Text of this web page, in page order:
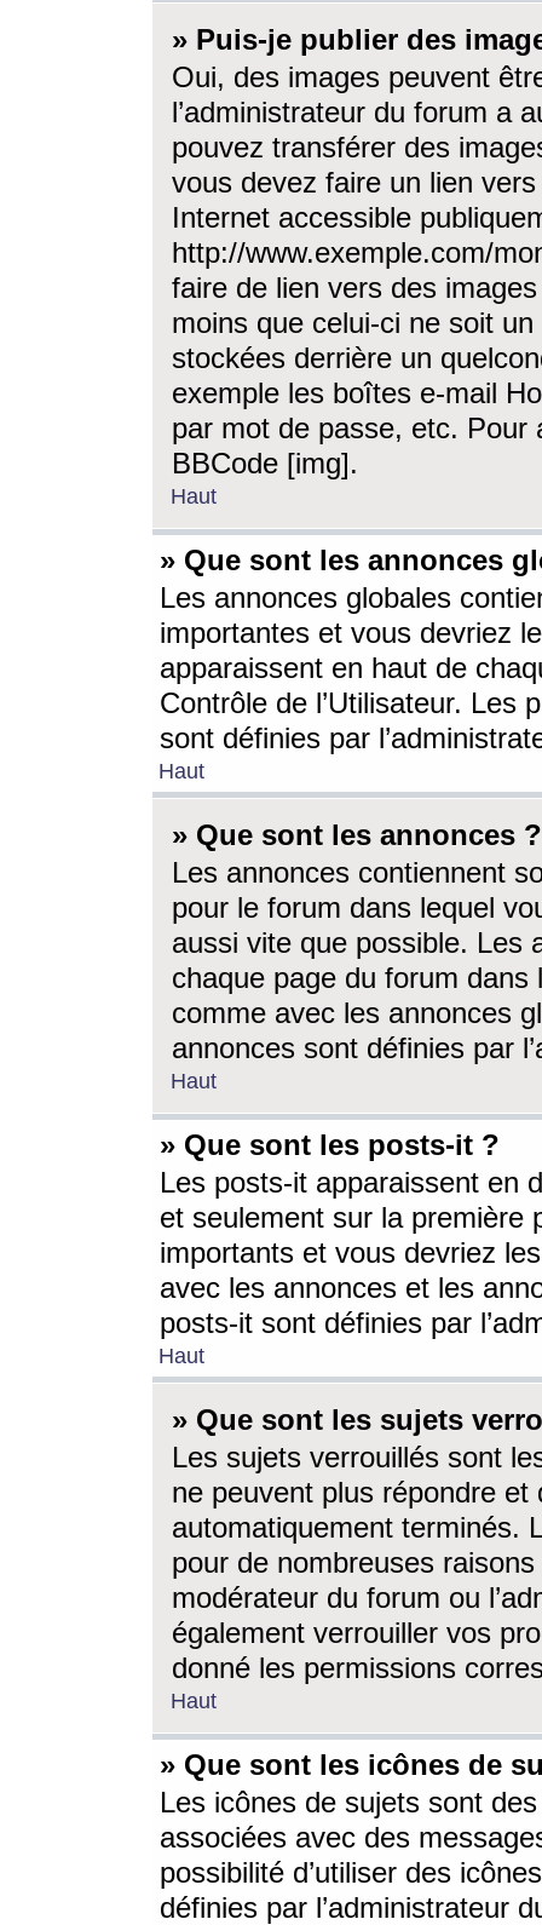
» Puis-je publier des
Oui, des images peuvent
l’administrateur du forum a
pouvez transférer des
vous devez faire un lien
Internet accessible
http://www.exemple.com/
faire de lien vers des
moins que celui-ci ne soit
stockées derrière un
exemple les boîtes e-mail
par mot de passe, etc. Pour
BBCode [img].
Haut
» Que sont les annonces
Les annonces globales
importantes et vous devriez
apparaissent en haut de
Contrôle de l’Utilisateur. Les
sont définies par
Haut
» Que sont les annonces ?
Les annonces contiennent
pour le forum dans lequel
aussi vite que possible. Les
chaque page du forum dans
comme avec les annonces
annonces sont définies par
Haut
» Que sont les posts-it ?
Les posts-it apparaissent en
et seulement sur la première
importants et vous devriez
avec les annonces et les
posts-it sont définies par
Haut
» Que sont les sujets
Les sujets verrouillés sont
ne peuvent plus répondre
automatiquement terminés.
pour de nombreuses
modérateur du forum ou
également verrouiller vos
donné les permissions
Haut
» Que sont les icônes de
Les icônes de sujets sont
associées avec des
possibilité d’utiliser des
définies par l’administrateur